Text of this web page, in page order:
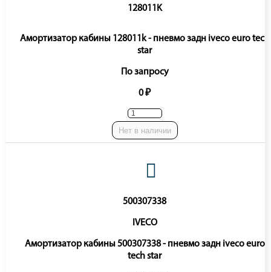
128011K
Амортизатор кабины 128011k - пневмо задн iveco euro tech
star
По запросу
0 ₽
Нет в наличии
500307338
IVECO
Амортизатор кабины 500307338 - пневмо задн iveco euro
tech star